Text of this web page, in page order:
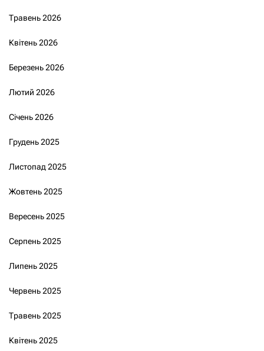
Травень 2026
Квітень 2026
Березень 2026
Лютий 2026
Січень 2026
Грудень 2025
Листопад 2025
Жовтень 2025
Вересень 2025
Серпень 2025
Липень 2025
Червень 2025
Травень 2025
Квітень 2025